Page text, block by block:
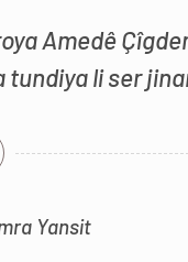
Amedê
li ser
Yansit